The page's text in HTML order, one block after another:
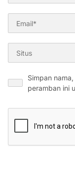
Simpan
peramban ini